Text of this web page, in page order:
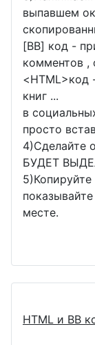
выпавшем
[BB] код -
комментов ,
<HTML>код
книг ...
в
просто
4)Сделайте
БУДЕТ
месте.
HTML и BB